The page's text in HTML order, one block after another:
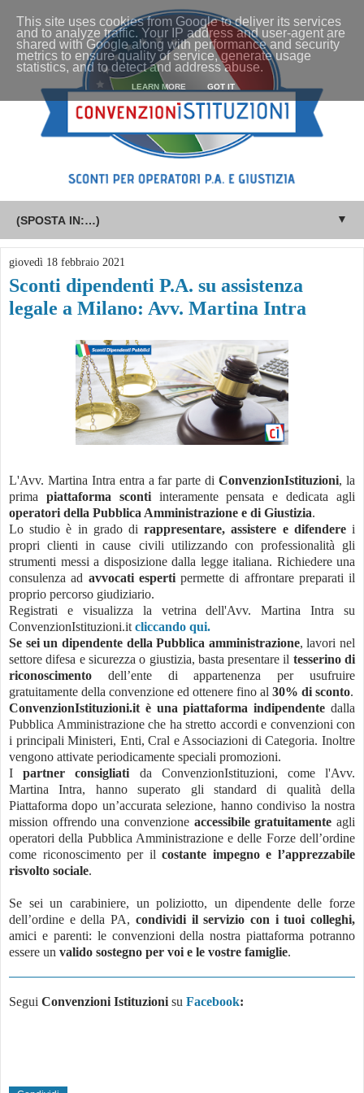
▼
giovedì 18 febbraio 2021
Sconti dipendenti P.A. su assistenza
legale a Milano: Avv. Martina Intra
L'Avv. Martina Intra entra a far parte diConvenzionIstituzioni, la
prima piattaforma sconti interamente pensata e dedicata agli
operatori della Pubblica Amministrazione e di Giustizia.
Lo studio è in grado dirappresentare, assistere e difenderei
propri clienti in cause civili utilizzando con professionalità gli
strumenti messi a disposizione dalla legge italiana. Richiedere una
consulenza ad avvocati espertipermette di affrontare preparati il
proprio percorso giudiziario.
Registrati e visualizza la vetrina dell'Avv. Martina Intra su
ConvenzionIstituzioni.it cliccando qui.
Se sei un dipendente della Pubblica amministrazione, lavori nel
settore difesa e sicurezza o giustizia, basta presentare il tesserino di
riconoscimento dell’ente di appartenenza per usufruire
gratuitamente della convenzione ed ottenere fino al 30% di sconto.
ConvenzionIstituzioni.it è una piattaforma indipendente dalla
Pubblica Amministrazione che ha stretto accordi e convenzioni con
i principali Ministeri, Enti, Cral e Associazioni di Categoria. Inoltre
vengono attivate periodicamente speciali promozioni.
Ipartner consigliati da ConvenzionIstituzioni, come l'Avv.
Martina Intra, hanno superato gli standard di qualità della
Piattaforma dopo un’accurata selezione, hanno condiviso la nostra
mission offrendo una convenzione accessibile gratuitamente agli
operatori della Pubblica Amministrazione e delle Forze dell’ordine
come riconoscimento per ilcostante impegno e l’apprezzabile
risvolto sociale.
Se sei un carabiniere, un poliziotto, un dipendente delle forze
dell’ordine e della PA, condividi il servizio con i tuoi colleghi,
amici e parenti: le convenzioni della nostra piattaforma potranno
essere un valido sostegno per voi e le vostre famiglie.
Segui Convenzioni Istituzioni su Facebook:
This site uses cookies from Google to deliver its services
and to analyze traffic. Your IP address and user-agent are
shared with Google along with performance and security
metrics to ensure quality of service, generate usage
statistics, and to detect and address abuse.
LEARN MORE GOT IT